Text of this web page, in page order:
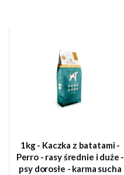
1kg - Kaczka z batatami -
Perro - rasy średnie i duże -
psy dorosłe - karma sucha